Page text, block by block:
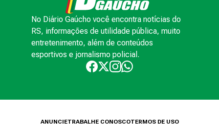
No Diário Gaúcho você encontra notícias do
RS, informações de utilidade pública, muito
entretenimento, além de conteúdos
esportivos e jornalismo policial.
ANUNCIETRABALHE CONOSCOTERMOS DE USO